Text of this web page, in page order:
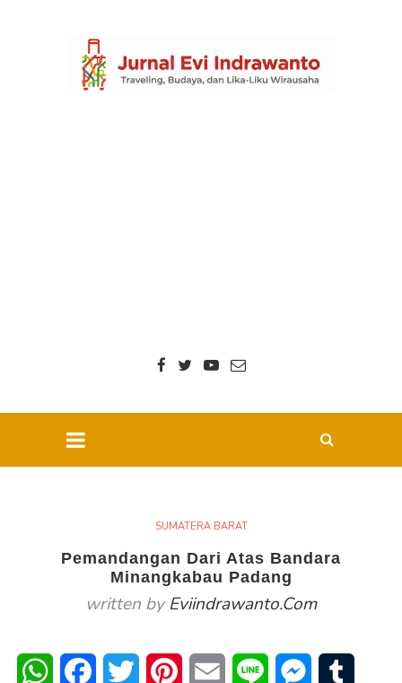
SUMATERA BARAT
Pemandangan Dari Atas Bandara
Minangkabau Padang
written byEviindrawanto.com
WhatsAppFacebookTwitter PinterestEmail Line Messenger